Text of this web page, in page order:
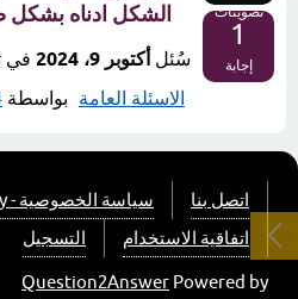
تصويتات
1
إجابة
الشكل ادناه
سُئل أكتوبر 9، 2024
في
الاسئلة العامة
بواسطة
اتصل بنا
سياسة الخصوصية - Privacy Policy
اتفاقية الاستخدام
التسجيل
Powered by
Question2Answer